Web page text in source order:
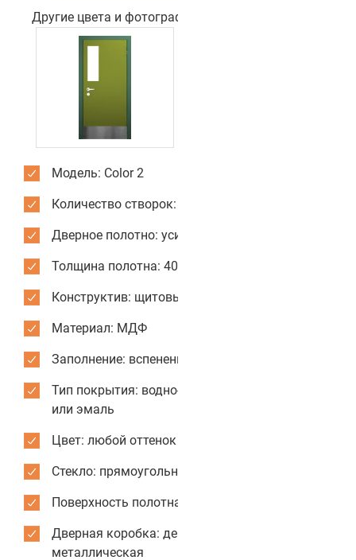
Другие цвета и фотографии двери
Модель: Color 2
Количество створок: одностворчатые
Дверное полотно: усиленное
Толщина полотна: 40 мм
Конструктив: щитовые двери
Материал: МДФ
Заполнение: вспененный пенополистирол
Тип покрытия: водно-дисперсионная краска
или эмаль
Цвет: любой оттенок из каталога RAL
Стекло: прямоугольное
Поверхность полотна: гладкая
Дверная коробка: деревянная или
металлическая